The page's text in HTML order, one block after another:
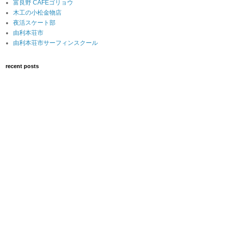
富良野 CAFEゴリョウ
木工の小松金物店
夜活スケート部
由利本荘市
由利本荘市サーフィンスクール
recent posts